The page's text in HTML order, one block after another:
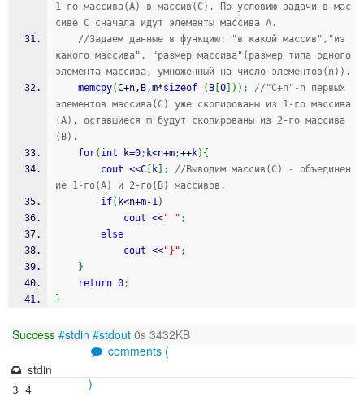
1-го массива(A) в массив(C). По условию задачи в мас
сиве C сначала идут элементы массива A.
//Задаем данные в функцию: "в какой массив","из
какого массива", "размер массива"(размер типа одного
элемента массива, умноженный на число элементов(n)).
memcpy(C+n,B,m*sizeof ( B 0 ) ) ;
//"C+n"-n первых
элементов массива(C) уже скопированы из 1-го массива
(A), оставшиеся m будут скопированы из 2-го массива
(B).
for( int k=0; k<n+m;++k) {
cout <<C k ;
//Выводим массив(C) - объединен
ие 1-го(A) и 2-го(B) массивов.
if( k<n+m-1)
cout <<" " ;
else
cout <<"}" ;
}
return 0;
}
Success #stdin #stdout 0s 3432KB
comments (
)
stdin
3 4